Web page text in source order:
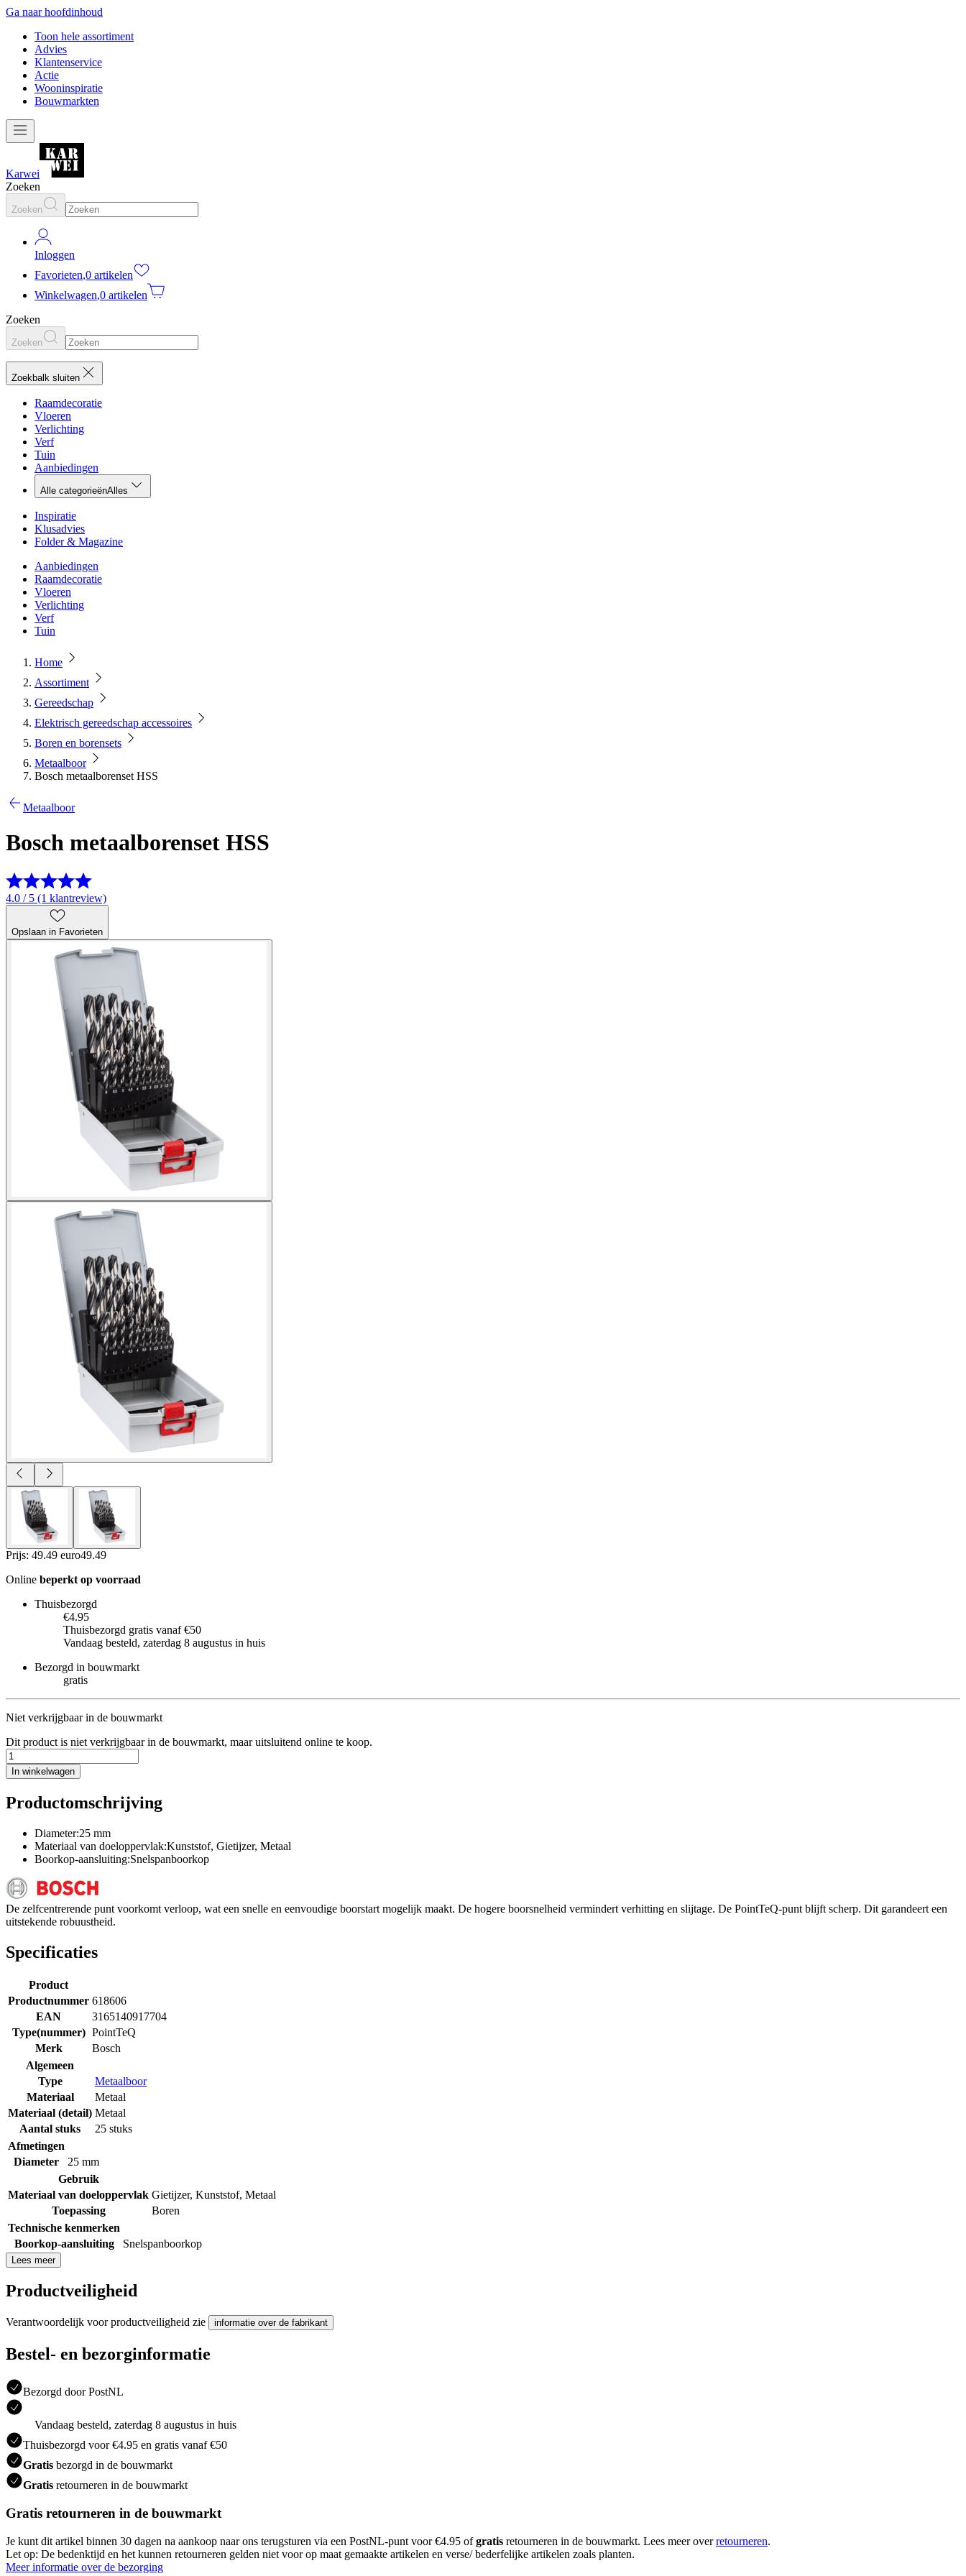
Ga naar hoofdinhoud
Toon hele assortiment
Advies
Klantenservice
Actie
Wooninspiratie
Bouwmarkten
Karwei
Zoeken
Zoeken
Inloggen
Favorieten,0 artikelen
Winkelwagen,0 artikelen
Zoeken
Zoeken
Zoekbalk sluiten
Raamdecoratie
Vloeren
Verlichting
Verf
Tuin
Aanbiedingen
Alle categorieënAlles
Inspiratie
Klusadvies
Folder & Magazine
Aanbiedingen
Raamdecoratie
Vloeren
Verlichting
Verf
Tuin
Home
Assortiment
Gereedschap
Elektrisch gereedschap accessoires
Boren en borensets
Metaalboor
Bosch metaalborenset HSS
Metaalboor
Bosch metaalborenset HSS
4.0 / 5 (1 klantreview)
Opslaan in Favorieten
Prijs: 49.49 euro49.49
Online beperkt op voorraad
Thuisbezorgd
€4.95
Thuisbezorgd gratis vanaf €50
Vandaag besteld, zaterdag 8 augustus in huis
Bezorgd in bouwmarkt
gratis
Niet verkrijgbaar in de bouwmarkt
Dit product is niet verkrijgbaar in de bouwmarkt, maar uitsluitend online te koop.
In winkelwagen
Productomschrijving
Diameter:25 mm
Materiaal van doeloppervlak:Kunststof, Gietijzer, Metaal
Boorkop-aansluiting:Snelspanboorkop
De zelfcentrerende punt voorkomt verloop, wat een snelle en eenvoudige boorstart mogelijk maakt. De hogere boorsnelheid vermindert verhitting en slijtage. De PointTeQ-punt blijft scherp. Dit garandeert een
uitstekende robuustheid.
Specificaties
Product
Productnummer 618606
EAN
3165140917704
Type(nummer) PointTeQ
Merk
Bosch
Algemeen
Type
Metaalboor
Materiaal
Metaal
Materiaal (detail) Metaal
Aantal stuks
25 stuks
Afmetingen
Diameter
25 mm
Gebruik
Materiaal van doeloppervlak Gietijzer, Kunststof, Metaal
Toepassing
Boren
Technische kenmerken
Boorkop-aansluiting
Snelspanboorkop
Lees meer
Productveiligheid
Verantwoordelijk voor productveiligheid zie informatie over de fabrikant
Bestel- en bezorginformatie
Bezorgd door PostNL
Vandaag besteld, zaterdag 8 augustus in huis
Thuisbezorgd voor €4.95 en gratis vanaf €50
Gratis bezorgd in de bouwmarkt
Gratis retourneren in de bouwmarkt
Gratis retourneren in de bouwmarkt
Je kunt dit artikel binnen 30 dagen na aankoop naar ons terugsturen via een PostNL-punt voor €4.95 ofgratis retourneren in de bouwmarkt. Lees meer overretourneren.
Let op: De bedenktijd en het kunnen retourneren gelden niet voor op maat gemaakte artikelen en verse/ bederfelijke artikelen zoals planten.
Meer informatie over de bezorging